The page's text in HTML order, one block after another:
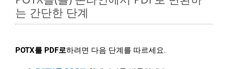
는 간단한 단계
POTX를 PDF로하려면 다음 단계를 따르세요.